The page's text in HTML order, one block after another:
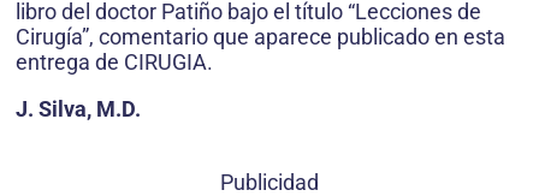
libro del doctor Patiño bajo el título “Lecciones de
Cirugía”, comentario que aparece publicado en esta
entrega de CIRUGIA.
J. Silva, M.D.
Publicidad